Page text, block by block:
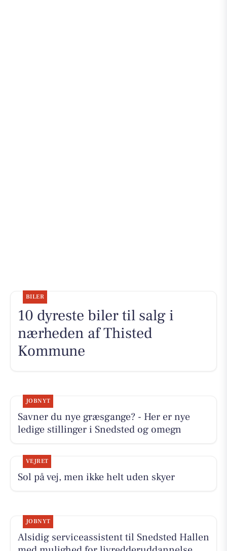
BILER
10 dyreste biler til salg i
nærheden af Thisted
Kommune
JOBNYT
Savner du nye græsgange? - Her er nye
ledige stillinger i Snedsted og omegn
VEJRET
Sol på vej, men ikke helt uden skyer
JOBNYT
Alsidig serviceassistent til Snedsted Hallen